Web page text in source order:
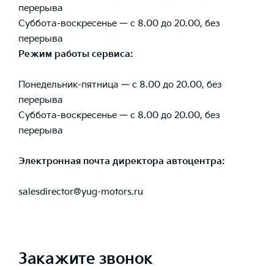
перерыва
Суббота-воскресенье — с 8.00 до 20.00, без
перерыва
Режим работы сервиса:
Понедельник-пятница — с 8.00 до 20.00, без
перерыва
Суббота-воскресенье — с 8.00 до 20.00, без
перерыва
Электронная почта директора автоцентра:
salesdirector@yug-motors.ru
Закажите звонок